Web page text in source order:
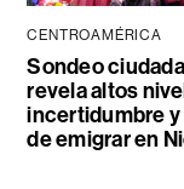
CENTROAMÉRICA
Sondeo
revela altos
incertidumbre y
de emigrar en